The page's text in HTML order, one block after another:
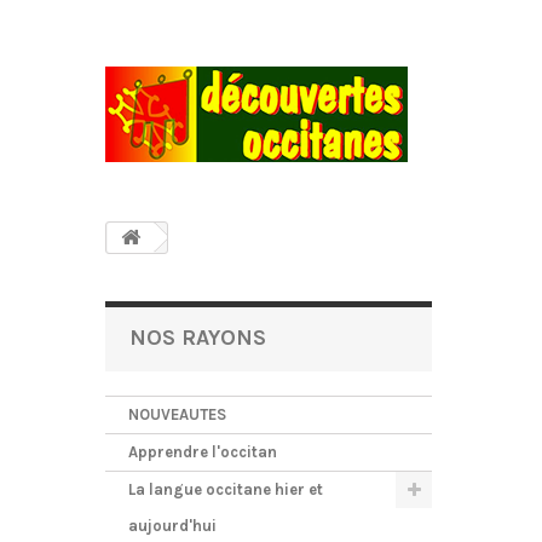
NOS RAYONS
NOUVEAUTES
Apprendre l'occitan
La langue occitane hier et
aujourd'hui